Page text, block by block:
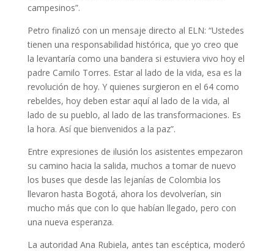
campesinos”.
Petro finalizó con un mensaje directo al ELN: “Ustedes
tienen una responsabilidad histórica, que yo creo que
la levantaría como una bandera si estuviera vivo hoy el
padre Camilo Torres. Estar al lado de la vida, esa es la
revolución de hoy. Y quienes surgieron en el 64 como
rebeldes, hoy deben estar aquí al lado de la vida, al
lado de su pueblo, al lado de las transformaciones. Es
la hora. Así que bienvenidos a la paz”.
Entre expresiones de ilusión los asistentes empezaron
su camino hacia la salida, muchos a tomar de nuevo
los buses que desde las lejanías de Colombia los
llevaron hasta Bogotá, ahora los devolverían, sin
mucho más que con lo que habían llegado, pero con
una nueva esperanza.
La autoridad Ana Rubiela, antes tan escéptica, moderó